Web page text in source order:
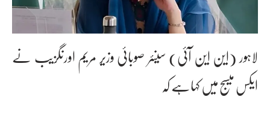
لاہور (این این آئی) سینئر صوبائی وزیر مریم اورنگزیب نے
ایکس میسج میں کہاہے کہ